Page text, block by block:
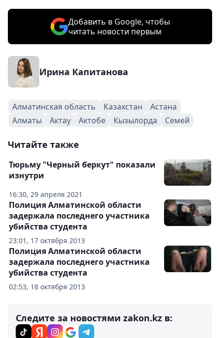
Добавить в Google, чтобы
читать новости первым
Ирина Капитанова
Алматинская область Казахстан
Астана
Алматы
Актау Актобе Кызылорда Семей
Читайте также
16:30, 29 апреля 2021
Тюрьму "Черный беркут" показали
изнутри
23:01, 17 октября 2013
Полиция Алматинской области
задержала последнего участника
убийства студента
02:53, 18 октября 2013
Полиция Алматинской области
задержала последнего участника
убийства студента
Следите за новостями zakon.kz в: